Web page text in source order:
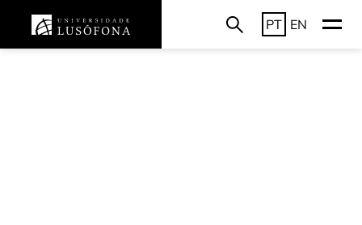
PT EN